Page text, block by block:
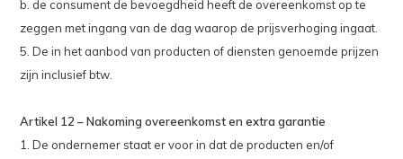
b. de consument de bevoegdheid heeft de overeenkomst op te
zeggen met ingang van de dag waarop de prijsverhoging ingaat.
5. De in het aanbod van producten of diensten genoemde prijzen
zijn inclusief btw.
Artikel 12 – Nakoming overeenkomst en extra garantie
1. De ondernemer staat er voor in dat de producten en/of